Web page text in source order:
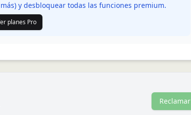
más) y desbloquear todas las funciones premium.
planes Pro
Reclamar